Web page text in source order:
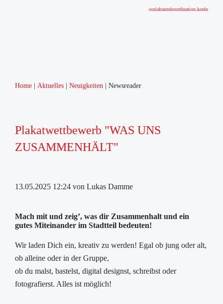
sozialraumkoordination.koeln
Home Aktuelles Neuigkeiten Newsreader
Plakatwettbewerb "WAS UNS
ZUSAMMENHÄLT"
13.05.2025 12:24 von Lukas Damme
Mach mit und zeig’, was dir Zusammenhalt und ein
gutes Miteinander im Stadtteil bedeuten!
Wir laden Dich ein, kreativ zu werden! Egal ob jung oder alt,
ob alleine oder in der Gruppe,
ob du malst, bastelst, digital designst, schreibst oder
fotografierst. Alles ist möglich!